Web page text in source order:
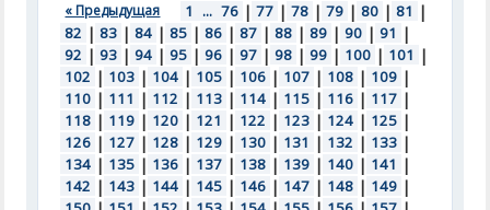
« Предыдущая 1 ... 76 | 77 | 78 | 79 | 80 | 81 |
82 | 83 | 84 | 85 | 86 | 87 | 88 | 89 | 90 | 91 |
92 | 93 | 94 | 95 | 96 | 97 | 98 | 99 | 100 | 101 |
102 | 103 | 104 | 105 | 106 | 107 | 108 | 109 |
110 | 111 | 112 | 113 | 114 | 115 | 116 | 117 |
118 | 119 | 120 | 121 | 122 | 123 | 124 | 125 |
126 | 127 | 128 | 129 | 130 | 131 | 132 | 133 |
134 | 135 | 136 | 137 | 138 | 139 | 140 | 141 |
142 | 143 | 144 | 145 | 146 | 147 | 148 | 149 |